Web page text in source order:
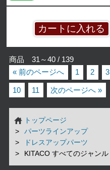
商品 31～40 / 139
« 前のページへ
1 2 3
10 11 次のページへ »
トップページ
パーツラインアップ
ドレスアップパーツ
KITACO すべてのジャンル